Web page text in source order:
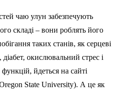
чаю улун забезпечують
складі – вони роблять його
таких станів, як серцеві
окислювальний стрес і
йдеться на сайті
State University). А це як